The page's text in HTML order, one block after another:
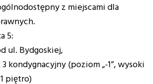
z miejscami dla
5:
ul. Bydgoskiej,
kondygnacyjny (poziom „-1”, wysoki
piętro)